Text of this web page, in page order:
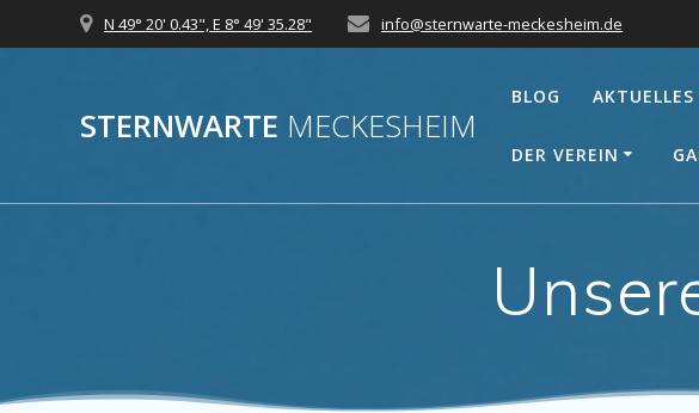
Inhalt
N 49° 20' 0.43", E 8° 49' 35.28" info@sternwarte-meckesheim.de
STERNWARTE MECKESHEIM
BLOG AKTUELLES
DER VEREIN